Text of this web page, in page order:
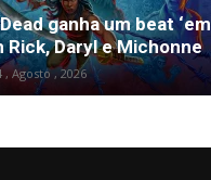
ganha um beat ‘em
Daryl e Michonne
, Agosto , 2026